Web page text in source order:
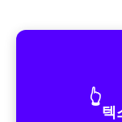
👆
텍